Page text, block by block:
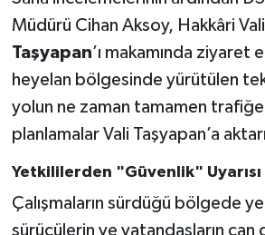
Müdürü Cihan Aksoy, Hakkâri
Taşyapan’ı makamında
heyelan bölgesinde yürütülen
yolun ne zaman tamamen trafiğe
planlamalar Vali Taşyapan’a
Yetkililerden "Güvenlik" Uyarısı
Çalışmaların sürdüğü bölgede
sürücülerin ve vatandaşların can